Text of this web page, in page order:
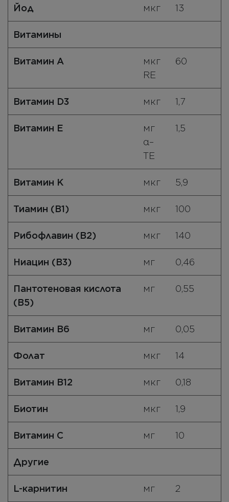
Йод мкг 13
Витамины
Витамин A
мкг
RE
60
Витамин D3 мкг 1,7
Витамин E
мг
α–
TE
1,5
Витамин K мкг 5,9
Тиамин (B1) мкг 100
Рибофлавин (B2) мкг 140
Ниацин (B3) мг 0,46
Пантотеновая кислота
(B5)
мг 0,55
Витамин B6 мг 0,05
Фолат мкг 14
Витамин B12 мкг 0,18
Биотин мкг 1,9
Витамин C мг 10
Другие
L-карнитин мг 2